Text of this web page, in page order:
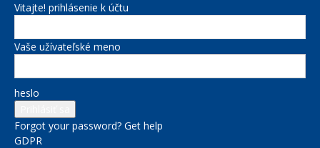
Vitajte! prihlásenie k účtu
Vaše užívateľské meno
heslo
Forgot your password? Get help
GDPR